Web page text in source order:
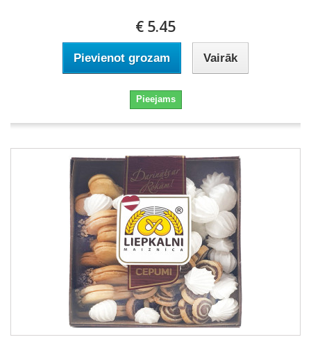
€ 5.45
Pievienot grozam Vairāk
Pieejams